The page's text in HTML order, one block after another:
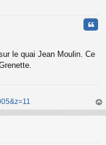
le quai Jean Moulin. Ce
au